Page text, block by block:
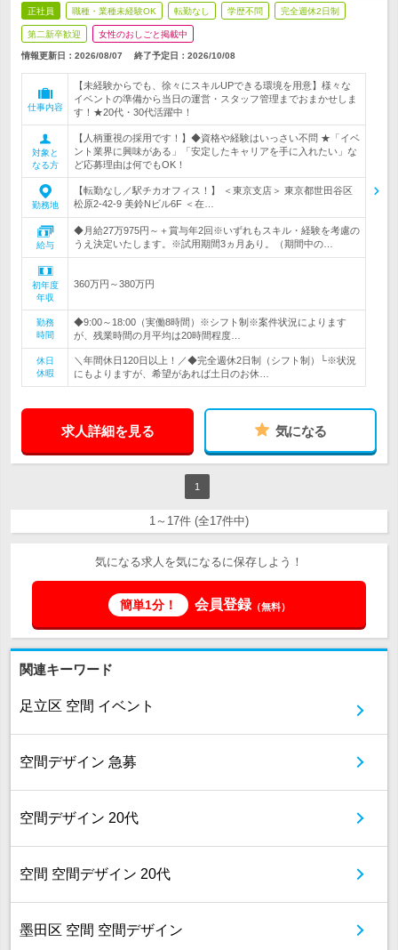
正社員 職種・業種未経験OK 転勤なし 学歴不問 完全週休2日制
第二新卒歓迎 女性のおしごと掲載中
情報更新日：2026/08/07 終了予定日： 2026/10/08
仕事内容
【未経験からでも、徐々にスキルUPできる環境を用意】様々な
イベントの準備から当日の運営・スタッフ管理までおまかせしま
す！★20代・30代活躍中！
対象と
なる方
【人柄重視の採用です！】◆資格や経験はいっさい不問 ★「イベ
ント業界に興味がある」「安定したキャリアを手に入れたい」な
ど応募理由は何でもOK！
勤務地
【転勤なし／駅チカオフィス！】 ＜東京支店＞ 東京都世田谷区
松原2-42-9 美鈴Nビル6F ＜在…
給与
◆月給27万975円～＋賞与年2回※いずれもスキル・経験を考慮の
うえ決定いたします。※試用期間3ヵ月あり。（期間中の…
初年度
年収
360万円～380万円
勤務
時間
◆9:00～18:00（実働8時間）※シフト制※案件状況によります
が、残業時間の月平均は20時間程度…
休日
休暇
＼年間休日120日以上！／◆完全週休2日制（シフト制）└※状況
にもよりますが、希望があれば土日のお休…
求人詳細を見る 気になる
1
1～17件 (全17件中)
気になる求人を気になるに保存しよう！
簡単1分！ 会員登録（無料）
関連キーワード
足立区 空間 イベント
空間デザイン 急募
空間デザイン 20代
空間 空間デザイン 20代
墨田区 空間 空間デザイン